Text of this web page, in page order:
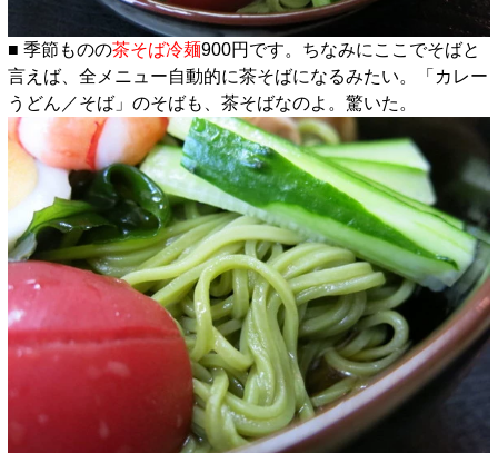
■ 季節ものの茶そば冷麺900円です。ちなみにここでそばと
言えば、全メニュー自動的に茶そばになるみたい。「カレー
うどん／そば」のそばも、茶そばなのよ。驚いた。